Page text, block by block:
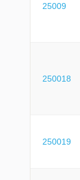
25009
250018
250019